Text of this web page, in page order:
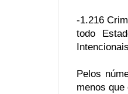
-1.216
todo
Pelos
menos